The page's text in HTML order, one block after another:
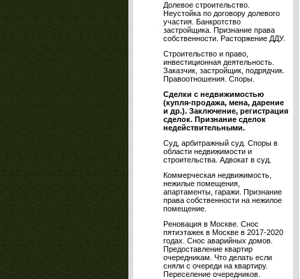
Долевое строительство.
Неустойка по договору долевого
участия. Банкротство
застройщика. Признание права
собственности. Расторжение ДДУ.
Строительство и право,
инвестиционная деятельность.
Заказчик, застройщик, подрядчик.
Правоотношения. Споры.
Сделки с недвижимостью
(купля-продажа, мена, дарение
и др.). Заключение, регистрация
сделок. Признание сделок
недействительными.
Суд, арбитражный суд. Споры в
области недвижимости и
строительства. Адвокат в суд.
Коммерческая недвижимость,
нежилые помещения,
апартаменты, гаражи. Признание
права собственности на нежилое
помещение.
Реновация в Москве. Снос
пятиэтажек в Москве в 2017-2020
годах. Снос аварийных домов.
Предоставление квартир
очередникам. Что делать если
сняли с очереди на квартиру.
Переселение очередников.